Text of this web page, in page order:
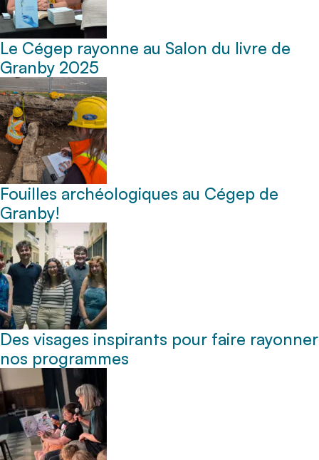
Le Cégep rayonne au Salon du livre de
Granby 2025
Fouilles archéologiques au Cégep de
Granby!
Des visages inspirants pour faire rayonner
nos programmes